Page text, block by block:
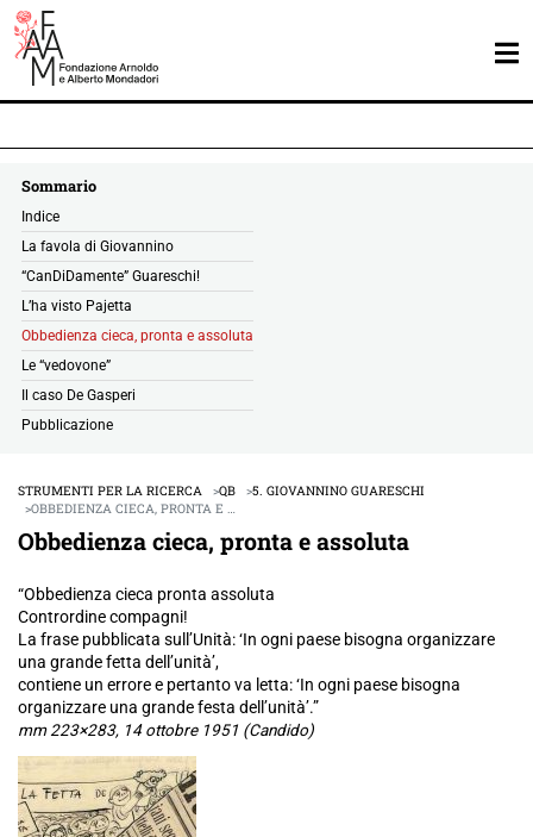
Sommario
Indice
La favola di Giovannino
“CanDiDamente” Guareschi!
L’ha visto Pajetta
Obbedienza cieca, pronta e assoluta
Le “vedovone”
Il caso De Gasperi
Pubblicazione
STRUMENTI PER LA RICERCA QB
5. GIOVANNINO GUARESCHI
OBBEDIENZA CIECA, PRONTA E …
Obbedienza cieca, pronta e assoluta
“Obbedienza cieca pronta assoluta
Contrordine compagni!
La frase pubblicata sull’Unità: ‘In ogni paese bisogna organizzare
una grande fetta dell’unità’,
contiene un errore e pertanto va letta: ‘In ogni paese bisogna
organizzare una grande festa dell’unità’.”
mm 223×283, 14 ottobre 1951 (Candido)